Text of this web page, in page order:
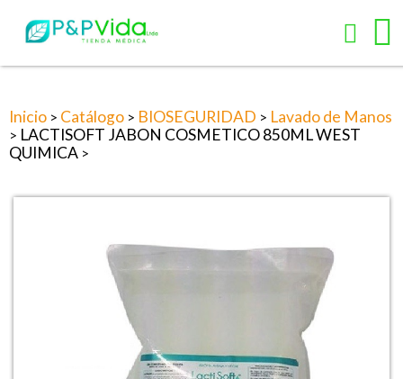
Inicio > Catálogo > BIOSEGURIDAD > Lavado de Manos
> LACTISOFT JABON COSMETICO 850ML WEST
QUIMICA >